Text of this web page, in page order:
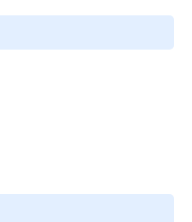
ことなく、新しい技術に携わ
ンパニーのクライアントに
改善を通じ、技術を活かし
達成による成長実感を得ら
度等働きやすい環境を選択
しています。
いう考えです。